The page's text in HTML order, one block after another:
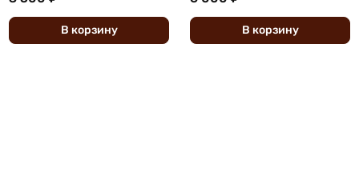
В корзину В корзину